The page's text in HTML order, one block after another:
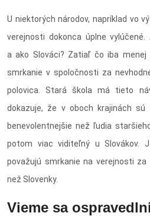
U niektorých národov, napríklad vo
verejnosti dokonca úplne
a ako Slováci? Zatiaľ čo iba menej
smrkanie v spoločnosti za
polovica. Stará škola má tieto
dokazuje, že v oboch krajinách sú
benevolentnejšie než ľudia
potom viac viditeľný u Slovákov.
považujú smrkanie na verejnosti
než Slovenky.
Vieme sa